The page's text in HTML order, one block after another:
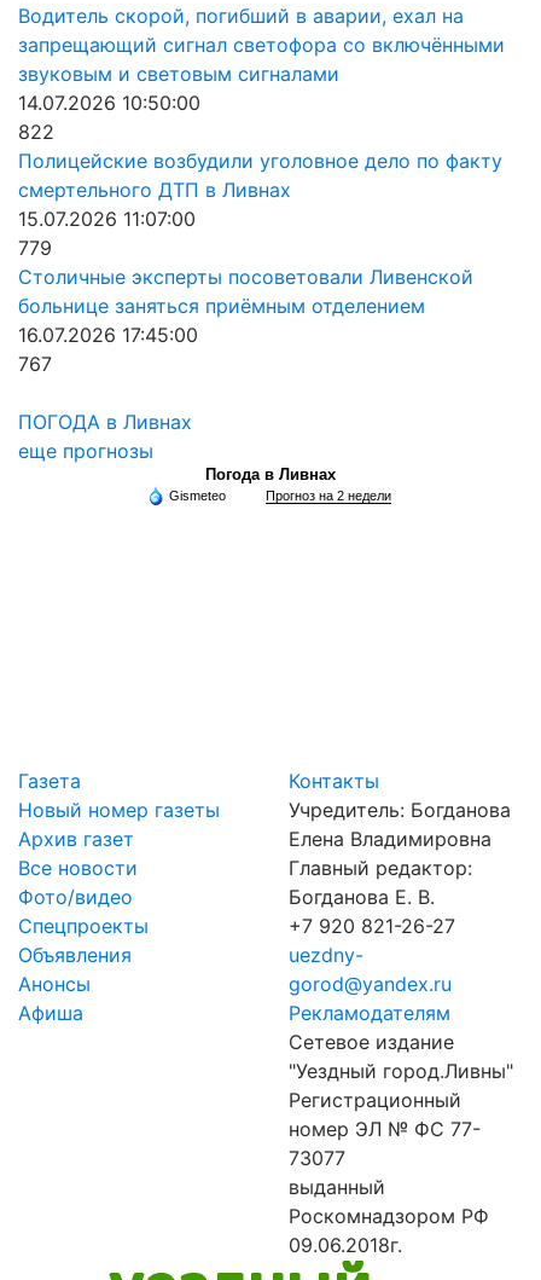
Водитель скорой, погибший в аварии, ехал на
запрещающий сигнал светофора со включёнными
звуковым и световым сигналами
14.07.2026 10:50:00
822
Полицейские возбудили уголовное дело по факту
смертельного ДТП в Ливнах
15.07.2026 11:07:00
779
Столичные эксперты посоветовали Ливенской
больнице заняться приёмным отделением
16.07.2026 17:45:00
767
ПОГОДА в Ливнах
еще прогнозы
Погода в Ливнах
Gismeteo Прогноз на 2 недели
Газета
Новый номер газеты
Архив газет
Все новости
Фото/видео
Спецпроекты
Объявления
Анонсы
Афиша
Контакты
Учредитель: Богданова
Елена Владимировна
Главный редактор:
Богданова Е. В.
+7 920 821-26-27
uezdny-
gorod@yandex.ru
Рекламодателям
Сетевое издание
"Уездный город.Ливны"
Регистрационный
номер ЭЛ № ФС 77-
73077
выданный
Роскомнадзором РФ
09.06.2018г.